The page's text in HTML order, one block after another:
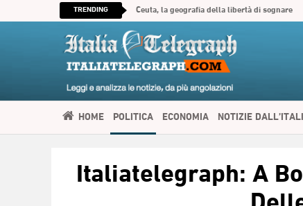
TRENDING Ceuta, la geografia della libertà di sognare
HOME POLITICA ECONOMIA NOTIZIE
العربية
Italiatelegraph: A